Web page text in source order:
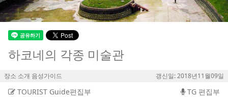
하코네의 각종 미술관
장소 소개 음성가이드 갱신일: 2018년11월09일
TOURIST Guide편집부 TG 편집부